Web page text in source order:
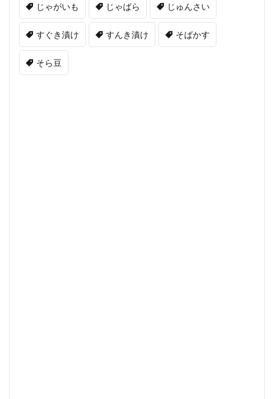
じゃがいも じゃばら じゅんさい
すぐき漬け すんき漬け そばかす
そら豆